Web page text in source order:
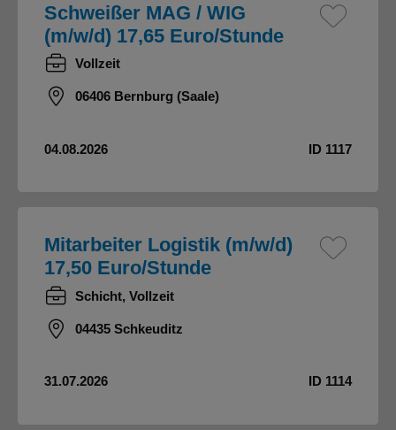
Schweißer MAG / WIG
(m/w/d) 17,65 Euro/Stunde
Vollzeit
06406 Bernburg (Saale)
04.08.2026 ID 1117
Mitarbeiter Logistik (m/w/d)
17,50 Euro/Stunde
Schicht, Vollzeit
04435 Schkeuditz
31.07.2026 ID 1114